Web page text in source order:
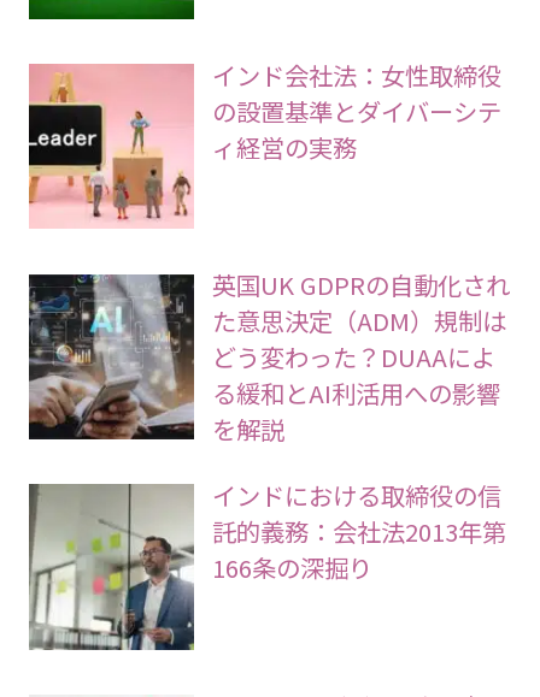
インド会社法：女性取締役
の設置基準とダイバーシテ
ィ経営の実務
英国UK GDPRの自動化され
た意思決定（ADM）規制は
どう変わった？DUAAによ
る緩和とAI利活用への影響
を解説
インドにおける取締役の信
託的義務：会社法2013年第
166条の深掘り